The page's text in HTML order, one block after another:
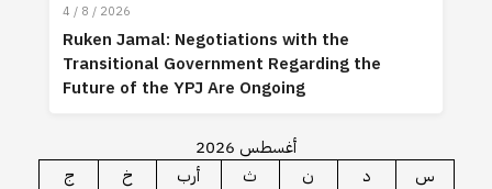
4 / 8 / 2026
Ruken Jamal: Negotiations with the
Transitional Government Regarding the
Future of the YPJ Are Ongoing
أغسطس 2026
س
د ن ث أرب خ
ج